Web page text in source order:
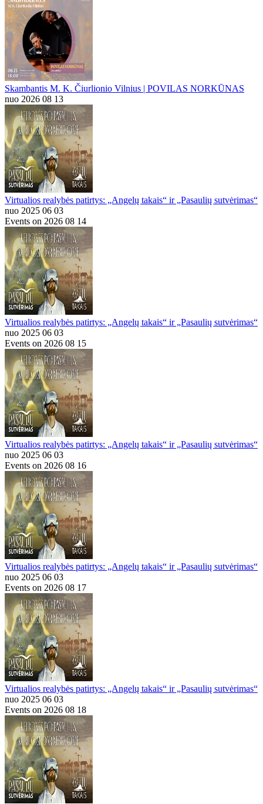
Skambantis M. K. Čiurlionio Vilnius | POVILAS NORKŪNAS
nuo 2026 08 13
Virtualios realybės patirtys: „Angelų takais“ ir „Pasaulių sutvėrimas“
nuo 2025 06 03
Events on 2026 08 14
Virtualios realybės patirtys: „Angelų takais“ ir „Pasaulių sutvėrimas“
nuo 2025 06 03
Events on 2026 08 15
Virtualios realybės patirtys: „Angelų takais“ ir „Pasaulių sutvėrimas“
nuo 2025 06 03
Events on 2026 08 16
Virtualios realybės patirtys: „Angelų takais“ ir „Pasaulių sutvėrimas“
nuo 2025 06 03
Events on 2026 08 17
Virtualios realybės patirtys: „Angelų takais“ ir „Pasaulių sutvėrimas“
nuo 2025 06 03
Events on 2026 08 18